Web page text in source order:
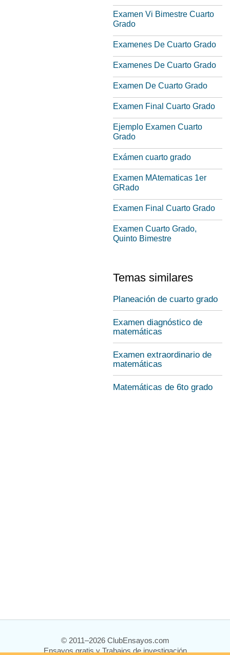
Examen Vi Bimestre Cuarto
Grado
Examenes De Cuarto Grado
Examenes De Cuarto Grado
Examen De Cuarto Grado
Examen Final Cuarto Grado
Ejemplo Examen Cuarto
Grado
Exámen cuarto grado
Examen MAtematicas 1er
GRado
Examen Final Cuarto Grado
Examen Cuarto Grado,
Quinto Bimestre
Temas similares
Planeación de cuarto grado
Examen diagnóstico de
matemáticas
Examen extraordinario de
matemáticas
Matemáticas de 6to grado
© 2011–2026 ClubEnsayos.com
Ensayos gratis y Trabajos de investigación